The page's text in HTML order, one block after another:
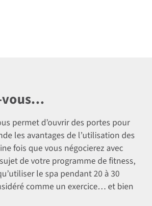
vous…
permet d’ouvrir des portes pour
les avantages de l’utilisation des
fois que vous négocierez avec
de votre programme de fitness,
le spa pendant 20 à 30
comme un exercice… et bien